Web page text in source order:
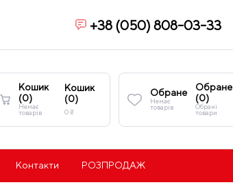
+38 (050) 808-03-33
Кошик
(0)
Немає
товарів
Кошик
(0)
0₴
Обране
Немає
товарів
Обране
(0)
Обрані
товари
Контакти РОЗПРОДАЖ